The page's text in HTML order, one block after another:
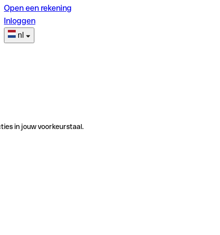
Open een rekening
Inloggen
nl
in jouw voorkeurstaal.